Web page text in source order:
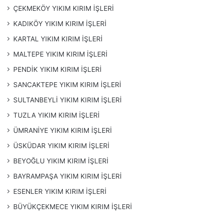
ÇEKMEKÖY YIKIM KIRIM İŞLERİ
KADIKÖY YIKIM KIRIM İŞLERİ
KARTAL YIKIM KIRIM İŞLERİ
MALTEPE YIKIM KIRIM İŞLERİ
PENDİK YIKIM KIRIM İŞLERİ
SANCAKTEPE YIKIM KIRIM İŞLERİ
SULTANBEYLİ YIKIM KIRIM İŞLERİ
TUZLA YIKIM KIRIM İŞLERİ
ÜMRANİYE YIKIM KIRIM İŞLERİ
ÜSKÜDAR YIKIM KIRIM İŞLERİ
BEYOĞLU YIKIM KIRIM İŞLERİ
BAYRAMPAŞA YIKIM KIRIM İŞLERİ
ESENLER YIKIM KIRIM İŞLERİ
BÜYÜKÇEKMECE YIKIM KIRIM İŞLERİ